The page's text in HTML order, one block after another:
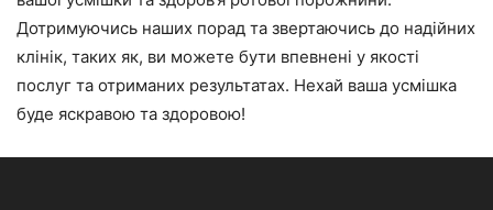
Дотримуючись наших порад та звертаючись до надійних
клінік, таких як, ви можете бути впевнені у якості
послуг та отриманих результатах. Нехай ваша усмішка
буде яскравою та здоровою!